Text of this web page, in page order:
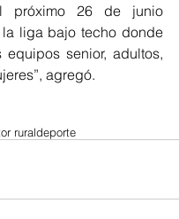
próximo 26 de junio
la liga bajo techo donde
equipos senior, adultos,
agregó.
ruraldeporte